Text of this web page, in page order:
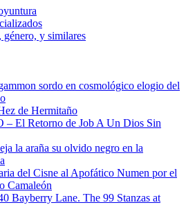
género, y similares
sordo en cosmológico elogio del
de Hermitaño
– El Retorno de Job A Un Dios Sin
la araña su olvido negro en la
del Cisne al Apofático Numen por el
Camaleón
Bayberry Lane. The 99 Stanzas at